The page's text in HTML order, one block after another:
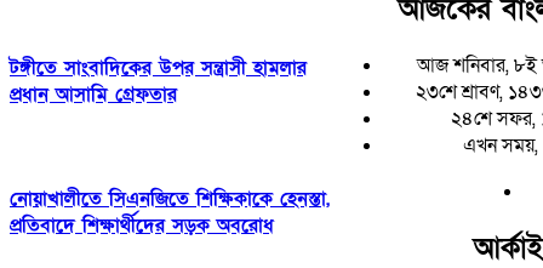
টঙ্গীতে সাংবাদিকের উপর সন্ত্রাসী হামলার
প্রধান আসামি গ্রেফতার
নোয়াখালীতে সিএনজিতে শিক্ষিকাকে হেনস্তা,
প্রতিবাদে শিক্ষার্থীদের সড়ক অবরোধ
আজকের
আজ শনিবার,
২৩শে শ্রাবণ,
২৪শে সফর,
এখন